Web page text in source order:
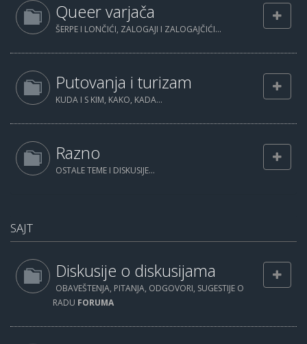
Queer varjača
ŠERPE I LONČIĆI, ZALOGAJI I ZALOGAJČIĆI...
Putovanja i turizam
KUDA I S KIM, KAKO, KADA...
Razno
OSTALE TEME I DISKUSIJE...
SAJT
Diskusije o diskusijama
OBAVEŠTENJA, PITANJA, ODGOVORI, SUGESTIJE O
RADU FORUMA